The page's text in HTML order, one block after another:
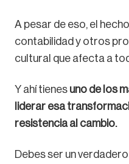
A pesar de eso, el
contabilidad y otros
cultural que afecta a
Y ahí tienes uno de los
liderar esa
resistencia al cambio.
Debes ser un